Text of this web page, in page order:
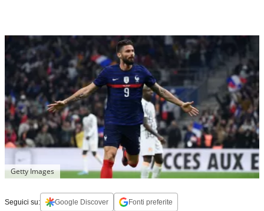
Getty Images
Seguici su: Google Discover Fonti preferite